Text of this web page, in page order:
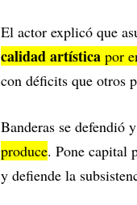
El actor explicó que
calidad artística por
con déficits que otros
Banderas se defendió
produce. Pone capital
y defiende la